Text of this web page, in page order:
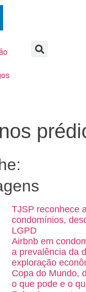
TJSP reconhece
condomínios,
LGPD
Airbnb em
a prevalência da
exploração
Copa do Mundo,
o que pode e o